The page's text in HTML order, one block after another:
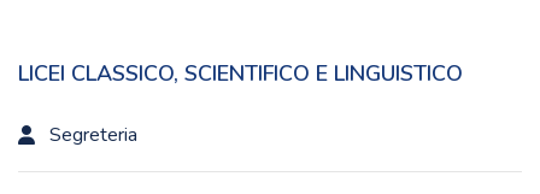
LICEI CLASSICO, SCIENTIFICO E LINGUISTICO
Segreteria